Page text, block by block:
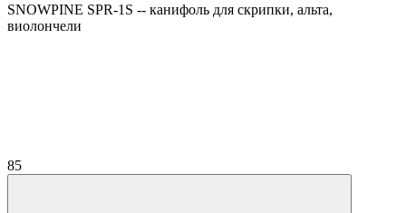
SNOWPINE SPR-1S -- канифоль для скрипки, альта,
виолончели
85